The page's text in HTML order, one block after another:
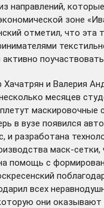
направлений, которые
зоне
отметил, что эта
Хачатрян и Валерия
месяцев
маскировочные
в вузе появился
и разработана
маск-сетки,
помощь с
всех
они